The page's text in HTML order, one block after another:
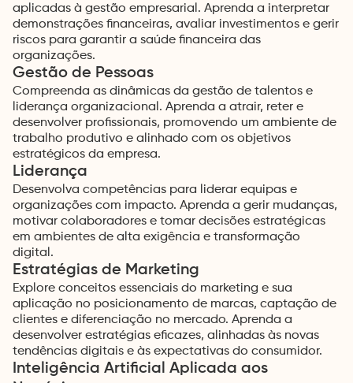
aplicadas à gestão empresarial. Aprenda a interpretar
demonstrações financeiras, avaliar investimentos e gerir
riscos para garantir a saúde financeira das
organizações.
Gestão de Pessoas
Compreenda as dinâmicas da gestão de talentos e
liderança organizacional. Aprenda a atrair, reter e
desenvolver profissionais, promovendo um ambiente de
trabalho produtivo e alinhado com os objetivos
estratégicos da empresa.
Liderança
Desenvolva competências para liderar equipas e
organizações com impacto. Aprenda a gerir mudanças,
motivar colaboradores e tomar decisões estratégicas
em ambientes de alta exigência e transformação
digital.
Estratégias de Marketing
Explore conceitos essenciais do marketing e sua
aplicação no posicionamento de marcas, captação de
clientes e diferenciação no mercado. Aprenda a
desenvolver estratégias eficazes, alinhadas às novas
tendências digitais e às expectativas do consumidor.
Inteligência Artificial Aplicada aos